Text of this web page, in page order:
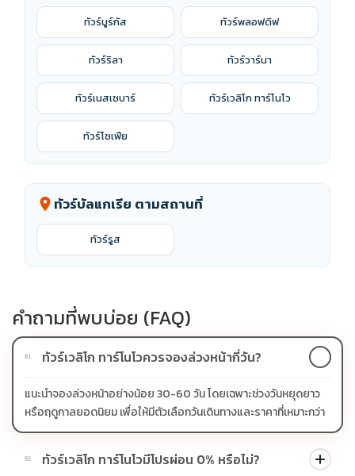
ทัวร์บูร์กัส ทัวร์พลอฟดิฟ
ทัวร์ริลา ทัวร์วาร์นา
ทัวร์เนสเซบาร์ ทัวร์เวลิโก ทาร์โนโว
ทัวร์โซเฟีย
location_on ทัวร์บัลแกเรีย ตามสถานที่
ทัวร์รูส
คำถามที่พบบ่อย (FAQ)
01 ทัวร์เวลิโก ทาร์โนโวควรจองล่วงหน้ากี่วัน?
แนะนำจองล่วงหน้าอย่างน้อย 30-60 วัน โดยเฉพาะช่วงวันหยุดยาว
หรือฤดูกาลยอดนิยม เพื่อให้มีตัวเลือกวันเดินทางและราคาที่เหมาะกว่า
02 ทัวร์เวลิโก ทาร์โนโวมีโปรผ่อน 0% หรือไม่?